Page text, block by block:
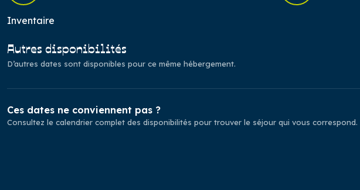
Inventaire
Autres disponibilités
D’autres dates sont disponibles pour ce même hébergement.
Ces dates ne conviennent pas ?
Consultez le calendrier complet des disponibilités pour trouver le séjour qui vous correspond.